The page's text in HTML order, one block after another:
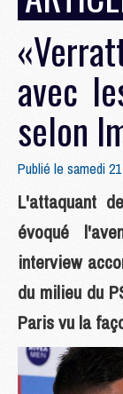
avec
selon
Publié le samedi
L'attaquant
évoqué
interview
du milieu du
Paris vu la